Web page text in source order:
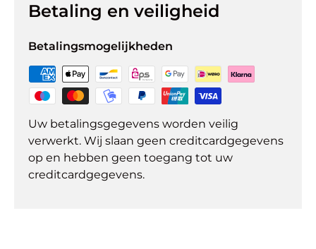
Betaling en veiligheid
Betalingsmogelijkheden
Uw betalingsgegevens worden veilig
verwerkt. Wij slaan geen creditcardgegevens
op en hebben geen toegang tot uw
creditcardgegevens.